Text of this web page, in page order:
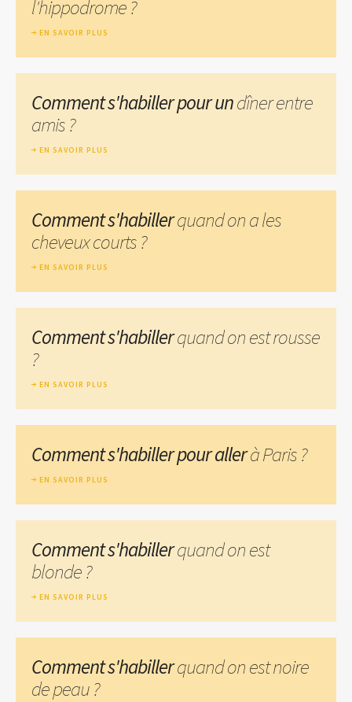
l'hippodrome ?
EN SAVOIR PLUS
Comment s'habiller pour undîner entre
amis ?
EN SAVOIR PLUS
Comment s'habillerquand on a les
cheveux courts ?
EN SAVOIR PLUS
Comment s'habillerquand on est rousse
?
EN SAVOIR PLUS
Comment s'habiller pour allerà Paris ?
EN SAVOIR PLUS
Comment s'habillerquand on est
blonde ?
EN SAVOIR PLUS
Comment s'habillerquand on est noire
de peau ?